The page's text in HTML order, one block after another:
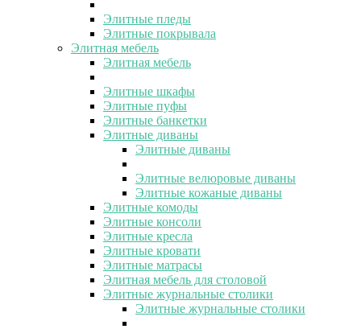
Элитные пледы
Элитные покрывала
Элитная мебель
Элитная мебель
Элитные шкафы
Элитные пуфы
Элитные банкетки
Элитные диваны
Элитные диваны
Элитные велюровые диваны
Элитные кожаные диваны
Элитные комоды
Элитные консоли
Элитные кресла
Элитные кровати
Элитные матрасы
Элитная мебель для столовой
Элитные журнальные столики
Элитные журнальные столики